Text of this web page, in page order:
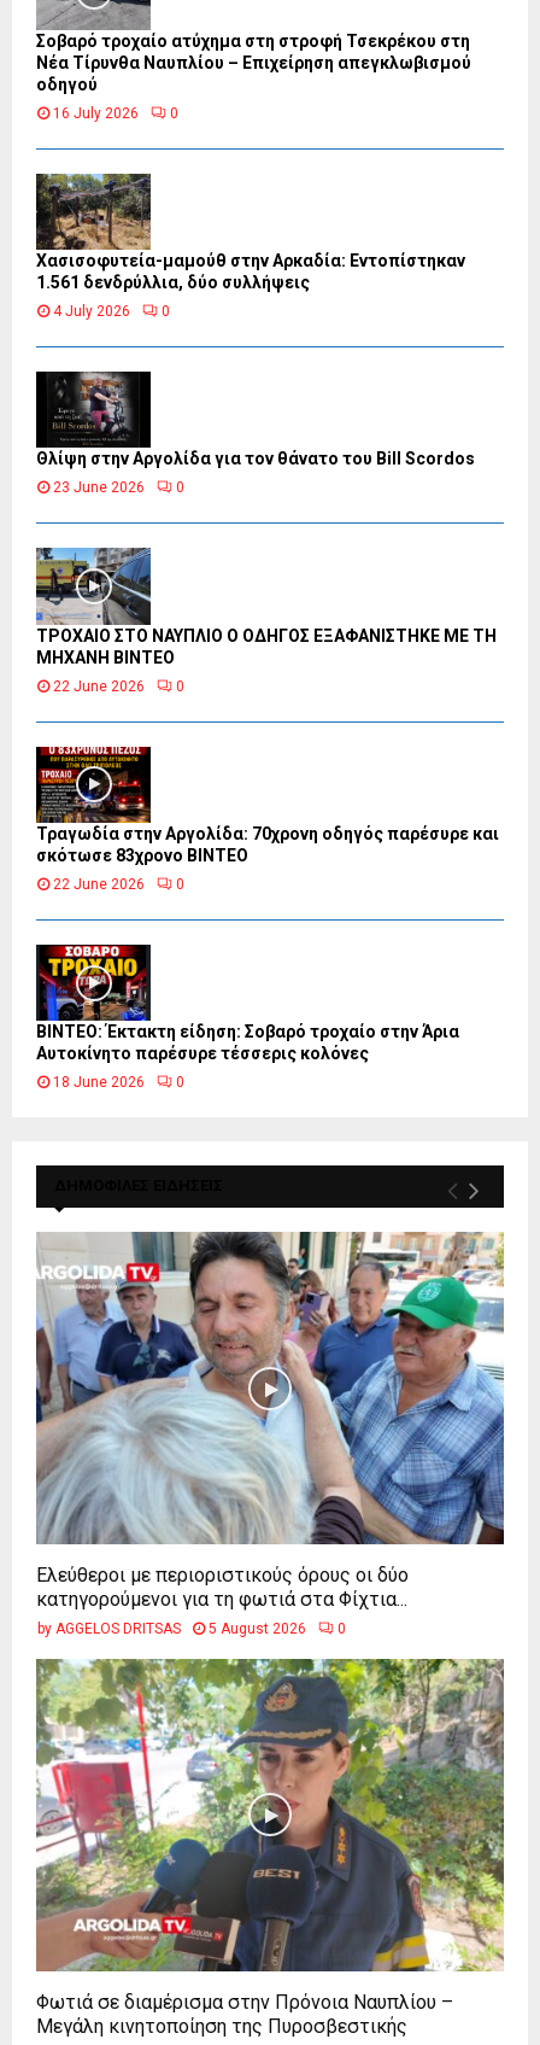
Σοβαρό τροχαίο ατύχημα στη στροφή Τσεκρέκου στη
Νέα Τίρυνθα Ναυπλίου – Επιχείρηση απεγκλωβισμού
οδηγού
16 July 2026 0
Χασισοφυτεία-μαμούθ στην Αρκαδία: Εντοπίστηκαν
1.561 δενδρύλλια, δύο συλλήψεις
4 July 2026 0
Θλίψη στην Αργολίδα για τον θάνατο του Bill Scordos
23 June 2026 0
ΤΡΟΧΑΙΟ ΣΤΟ ΝΑΥΠΛΙΟ Ο ΟΔΗΓΟΣ ΕΞΑΦΑΝΙΣΤΗΚΕ ΜΕ ΤΗ
ΜΗΧΑΝΗ ΒΙΝΤΕΟ
22 June 2026 0
Τραγωδία στην Αργολίδα: 70χρονη οδηγός παρέσυρε και
σκότωσε 83χρονο ΒΙΝΤΕΟ
22 June 2026 0
ΒΙΝΤΕΟ: Έκτακτη είδηση: Σοβαρό τροχαίο στην Άρια
Αυτοκίνητο παρέσυρε τέσσερις κολόνες
18 June 2026 0
Ελεύθεροι με περιοριστικούς όρους οι δύο
κατηγορούμενοι για τη φωτιά στα Φίχτια...
by AGGELOS DRITSAS 5 August 2026 0
Φωτιά σε διαμέρισμα στην Πρόνοια Ναυπλίου –
Μεγάλη κινητοποίηση της Πυροσβεστικής